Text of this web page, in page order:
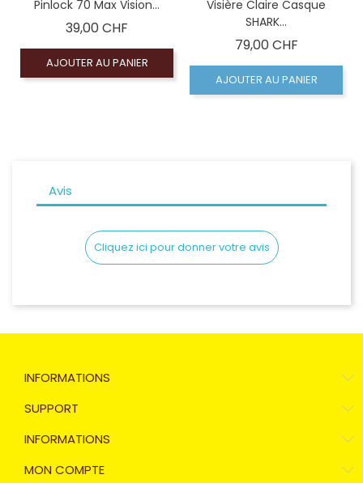
Pinlock 70 Max Vision...
39,00 CHF
AJOUTER AU PANIER
Visière Claire Casque
SHARK...
79,00 CHFPrix
AJOUTER AU PANIER
Avis
Cliquez ici pour donner votre avis
INFORMATIONS
SUPPORT
INFORMATIONS
MON COMPTE